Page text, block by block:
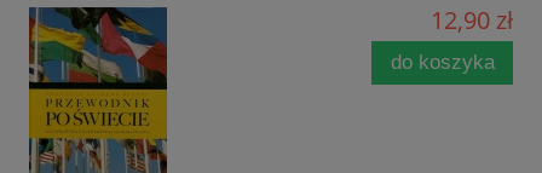
12,90 zł
do koszyka